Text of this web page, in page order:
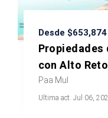
Desde $653,874
Propiedades
con Alto
Paa Mul
Ultima act. Jul 06,